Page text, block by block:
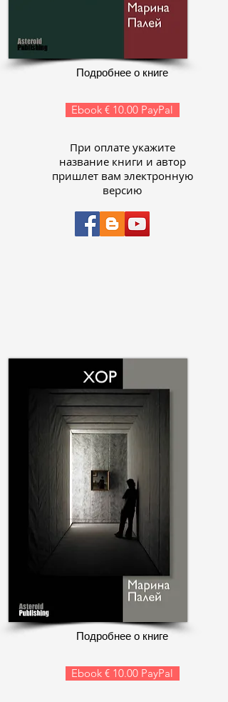
Подробнее о книге
Ebook € 10.00 PayPal
При оплате укажите
название книги и автор
пришлет вам электронную
версию
Подробнее о книге
Ebook € 10.00 PayPal